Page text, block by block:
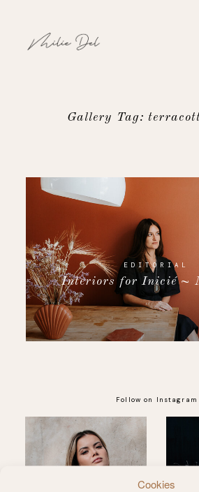
Cookies
WORK
CONTACT
Gallery Tag:
EDITORIAL
Interiors for Inicié ~
Follow on Instagram